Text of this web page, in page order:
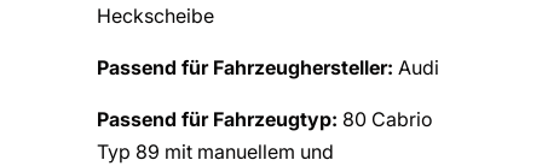
Heckscheibe
Passend für Fahrzeughersteller: Audi
Passend für Fahrzeugtyp: 80 Cabrio
Typ 89 mit manuellem und